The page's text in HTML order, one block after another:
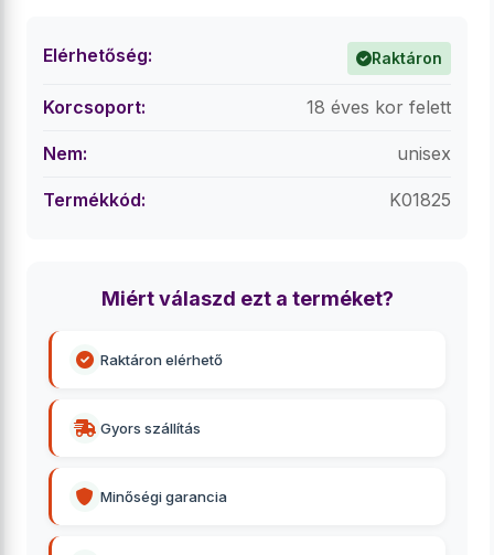
Elérhetőség: Raktáron
Korcsoport: 18 éves kor felett
Nem: unisex
Termékkód: K01825
Miért válaszd ezt a terméket?
Raktáron elérhető
Gyors szállítás
Minőségi garancia